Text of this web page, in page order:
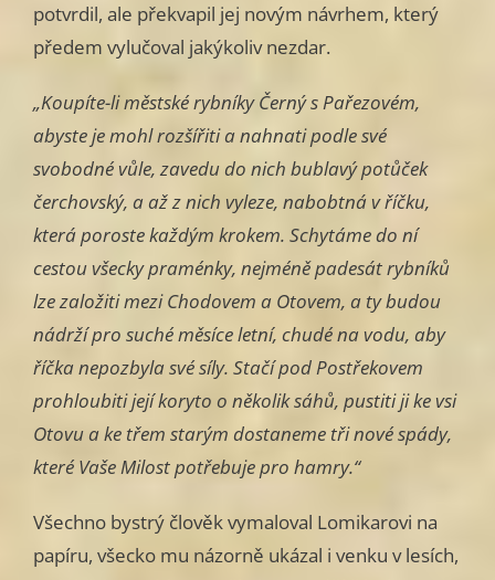
potvrdil, ale překvapil jej novým návrhem, který
předem vylučoval jaký­koliv nezdar.
„Koupíte-li městské rybníky Černý s Pařezovém,
abyste je mohl rozšířiti a nahnati podle své
svobodné vůle, zavedu do nich bublavý potůček
čerchovský, a až z nich vyleze, nabobtná v říčku,
která poroste každým kro­kem. Schytáme do ní
cestou všecky praménky, nejméně padesát rybníků
lze založiti mezi Chodovem a Otovem, a ty budou
nádrží pro suché měsíce letní, chudé na vodu, aby
říčka nepozbyla své síly. Stačí pod Postřekovem
prohloubiti její koryto o několik sáhů, pustiti ji ke vsi
Otovu a ke třem starým dostaneme tři nové spády,
které Vaše Milost potřebuje pro hamry.“
Všechno bystrý člověk vymaloval Lomikarovi na
papíru, všecko mu názorně ukázal i venku v lesích,